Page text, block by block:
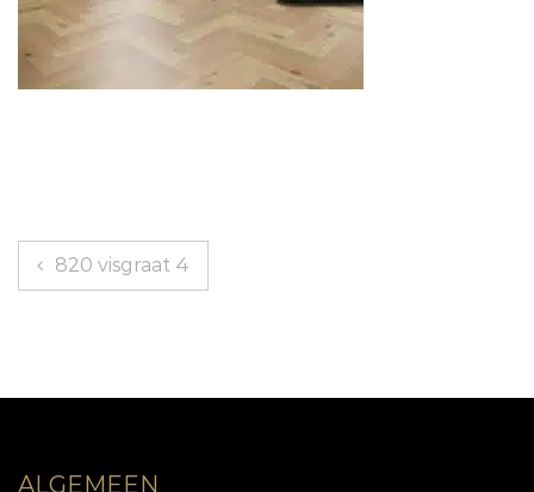
Berichtnavigatie
820 visgraat 4
ALGEMEEN